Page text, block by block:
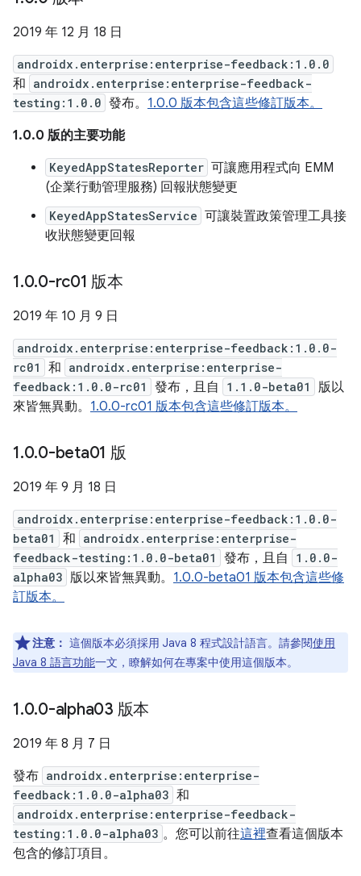
2019 年 12 月 18 日
androidx.enterprise:enterprise-feedback:1.0.0
和 androidx.enterprise:enterprise-feedback-
testing:1.0.0 發布。 1.0.0 版本包含這些修訂版本。
1.0.0 版的主要功能
KeyedAppStatesReporter 可讓應用程式向 EMM
(企業行動管理服務) 回報狀態變更
KeyedAppStatesService 可讓裝置政策管理工具接
收狀態變更回報
1.0.0-rc01 版本
2019 年 10 月 9 日
androidx.enterprise:enterprise-feedback:1.0.0-
rc01
和 androidx.enterprise:enterprise-
feedback:1.0.0-rc01
發布，且自 1.1.0-beta01
版以
來皆無異動。 1.0.0-rc01 版本包含這些修訂版本。
1.0.0-beta01 版
2019 年 9 月 18 日
androidx.enterprise:enterprise-feedback:1.0.0-
beta01
和 androidx.enterprise:enterprise-
feedback-testing:1.0.0-beta01
發布，且自
1.0.0-
alpha03 版以來皆無異動。 1.0.0-beta01 版本包含這些修
訂版本。
注意： 這個版本必須採用 Java 8 程式設計語言。請參閱使用
Java 8 語言功能一文，瞭解如何在專案中使用這個版本。
1.0.0-alpha03 版本
2019 年 8 月 7 日
發布 androidx.enterprise:enterprise-
feedback:1.0.0-alpha03 和
androidx.enterprise:enterprise-feedback-
testing:1.0.0-alpha03 。您可以前往這裡查看這個版本
包含的修訂項目。